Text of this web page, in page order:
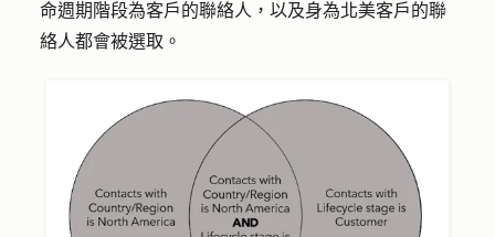
命週期階段為客戶的聯絡人，以及身為北美客戶的聯
絡人都會被選取。